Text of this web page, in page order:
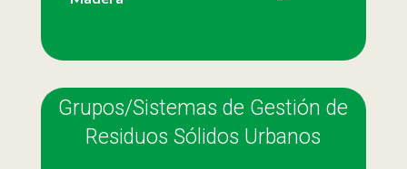
Grupos/Sistemas de Gestión de
Residuos Sólidos Urbanos